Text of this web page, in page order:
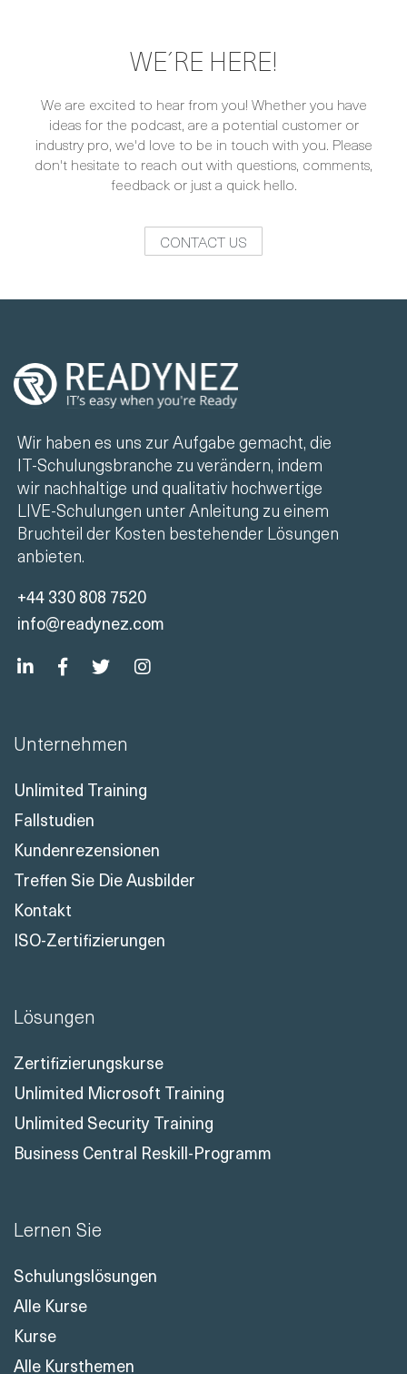
WE´RE HERE!
We are excited to hear from you! Whether you have
ideas for the podcast, are a potential customer or
industry pro, we'd love to be in touch with you. Please
don't hesitate to reach out with questions, comments,
feedback or just a quick hello.
CONTACT US
Wir haben es uns zur Aufgabe gemacht, die
IT-Schulungsbranche zu verändern, indem
wir nachhaltige und qualitativ hochwertige
LIVE-Schulungen unter Anleitung zu einem
Bruchteil der Kosten bestehender Lösungen
anbieten.
+44 330 808 7520
info@readynez.com
Unternehmen
Unlimited Training
Fallstudien
Kundenrezensionen
Treffen Sie Die Ausbilder
Kontakt
ISO-Zertifizierungen
Lösungen
Zertifizierungskurse
Unlimited Microsoft Training
Unlimited Security Training
Business Central Reskill-Programm
Lernen Sie
Schulungslösungen
Alle Kurse
Kurse
Alle Kursthemen